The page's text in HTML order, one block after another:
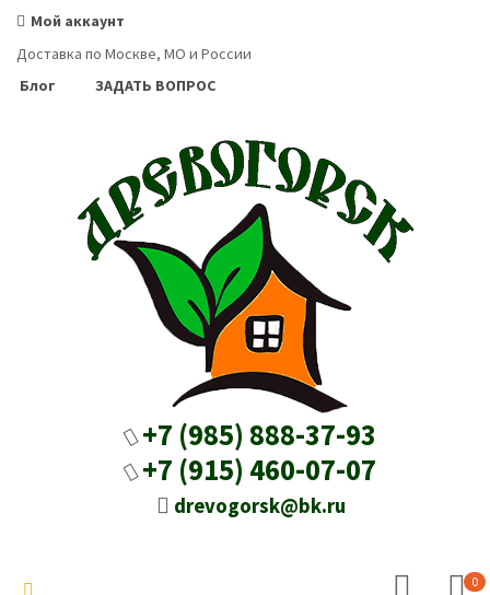
Мой аккаунт
Доставка по Москве, МО и России
Блог
ЗАДАТЬ ВОПРОС
+7 (985) 888-37-93
+7 (915) 460-07-07
drevogorsk@bk.ru
0